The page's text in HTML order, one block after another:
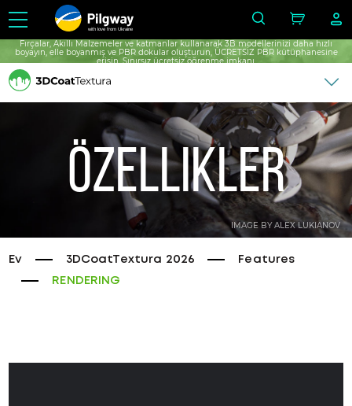
with love from Ukraine
Fırçalar, Akıllı Malzemeler ve katmanlar kullanarak 3B modellerinizi daha hızlı
boyayın, elle boyanmış ve PBR dokular oluşturun, ÜCRETSİZ PBR kütüphanesine
erişin, Sınırsız ücretsiz öğrenme imkanı.
IMAGE BY ALEX LUKIANOV
Özellikler
Ev 3DCoatTextura 2026
Features
RENDERING